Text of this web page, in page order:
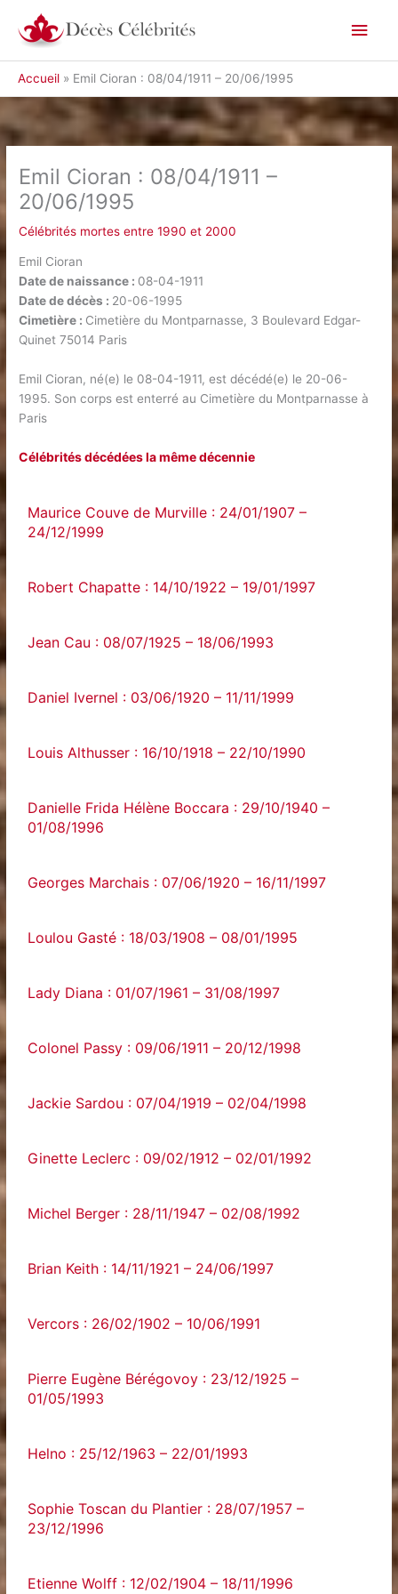
contenu
Accueil Emil Cioran : 08/04/1911 – 20/06/1995
Emil Cioran : 08/04/1911 –
20/06/1995
Célébrités mortes entre 1990 et 2000
Emil Cioran
Date de naissance : 08-04-1911
Date de décès : 20-06-1995
Cimetière : Cimetière du Montparnasse, 3 Boulevard Edgar-
Quinet 75014 Paris
Emil Cioran, né(e) le 08-04-1911, est décédé(e) le 20-06-
1995. Son corps est enterré au Cimetière du Montparnasse à
Paris
Célébrités décédées la même décennie
Maurice Couve de Murville : 24/01/1907 –
24/12/1999
Robert Chapatte : 14/10/1922 – 19/01/1997
Jean Cau : 08/07/1925 – 18/06/1993
Daniel Ivernel : 03/06/1920 – 11/11/1999
Louis Althusser : 16/10/1918 – 22/10/1990
Danielle Frida Hélène Boccara : 29/10/1940 –
01/08/1996
Georges Marchais : 07/06/1920 – 16/11/1997
Loulou Gasté : 18/03/1908 – 08/01/1995
Lady Diana : 01/07/1961 – 31/08/1997
Colonel Passy : 09/06/1911 – 20/12/1998
Jackie Sardou : 07/04/1919 – 02/04/1998
Ginette Leclerc : 09/02/1912 – 02/01/1992
Michel Berger : 28/11/1947 – 02/08/1992
Brian Keith : 14/11/1921 – 24/06/1997
Vercors : 26/02/1902 – 10/06/1991
Pierre Eugène Bérégovoy : 23/12/1925 –
01/05/1993
Helno : 25/12/1963 – 22/01/1993
Sophie Toscan du Plantier : 28/07/1957 –
23/12/1996
Etienne Wolff : 12/02/1904 – 18/11/1996